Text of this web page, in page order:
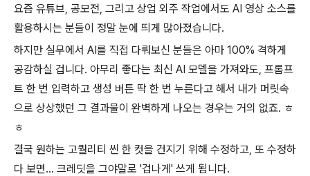
요즘 유튜브, 공모전, 그리고 상업 외주 작업에서도 AI 영상 소스를
활용하시는 분들이 정말 눈에 띄게 많아졌습니다.
하지만 실무에서 AI를 직접 다뤄보신 분들은 아마 100% 격하게
공감하실 겁니다. 아무리 좋다는 최신 AI 모델을 가져와도, 프롬프
트 한 번 입력하고 생성 버튼 딱 한 번 누른다고 해서 내가 머릿속
으로 상상했던 그 결과물이 완벽하게 나오는 경우는 거의 없죠. ㅎ
ㅎ
결국 원하는 고퀄리티 씬 한 컷을 건지기 위해 수정하고, 또 수정하
다 보면... 크레딧을 그야말로 '겁나게' 쓰게 됩니다.